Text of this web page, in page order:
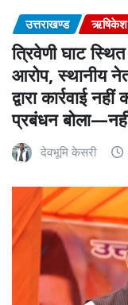
उत्तराखण्ड ऋषिकेश
त्रिवेणी घाट
आरोप, स्थानीय
द्वारा कार्रवाई
प्रबंधन
देवभूमि केसरी